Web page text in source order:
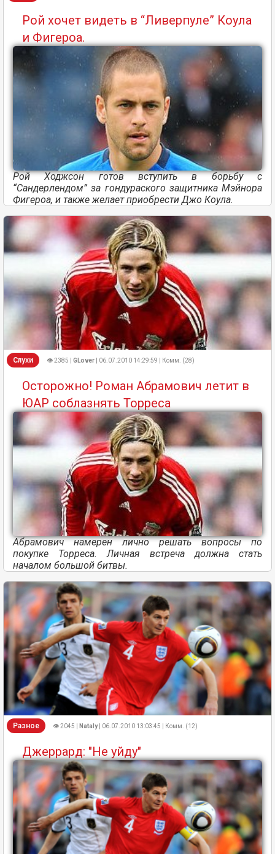
Рой хочет видеть в “Ливерпуле” Коула
и Фигероа.
Рой Ходжсон готов вступить в борьбу с
“Сандерлендом” за гондураского защитника Мэйнора
Фигероа, и также желает приобрести Джо Коула.
Слухи 👁 2385 | GLover | 06.07.2010 14:29:59 | Комм. (28)
Осторожно! Роман Абрамович летит в
ЮАР соблазнять Торреса
Абрамович намерен лично решать вопросы по
покупке Торреса. Личная встреча должна стать
началом большой битвы.
Разное 👁 2045 | Nataly| 06.07.2010 13:03:45 | Комм. (12)
Джеррард: "Не уйду"